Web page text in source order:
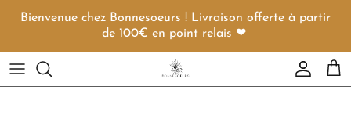
Bienvenue chez Bonnesoeurs ! Livraison offerte à partir
de 100€ en point relais ❤︎
Compte